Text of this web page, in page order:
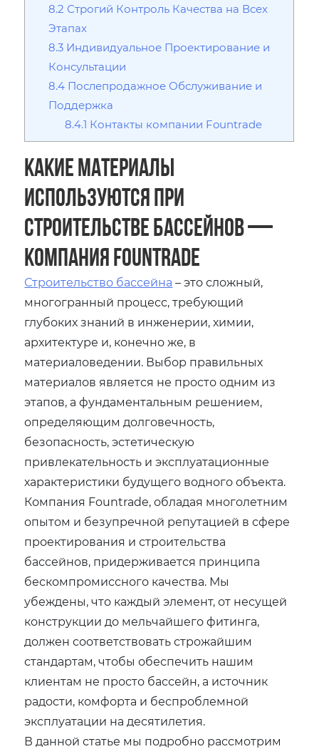
8.2 Строгий Контроль Качества на Всех
Этапах
8.3 Индивидуальное Проектирование и
Консультации
8.4 Послепродажное Обслуживание и
Поддержка
8.4.1 Контакты компании Fountrade
Какие материалы
используются при
строительстве бассейнов —
компания Fountrade
Строительство бассейна – это сложный‚
многогранный процесс‚ требующий
глубоких знаний в инженерии‚ химии‚
архитектуре и‚ конечно же‚ в
материаловедении. Выбор правильных
материалов является не просто одним из
этапов‚ а фундаментальным решением‚
определяющим долговечность‚
безопасность‚ эстетическую
привлекательность и эксплуатационные
характеристики будущего водного объекта.
Компания Fountrade‚ обладая многолетним
опытом и безупречной репутацией в сфере
проектирования и строительства
бассейнов‚ придерживается принципа
бескомпромиссного качества. Мы
убеждены‚ что каждый элемент‚ от несущей
конструкции до мельчайшего фитинга‚
должен соответствовать строжайшим
стандартам‚ чтобы обеспечить нашим
клиентам не просто бассейн‚ а источник
радости‚ комфорта и беспроблемной
эксплуатации на десятилетия.
В данной статье мы подробно рассмотрим